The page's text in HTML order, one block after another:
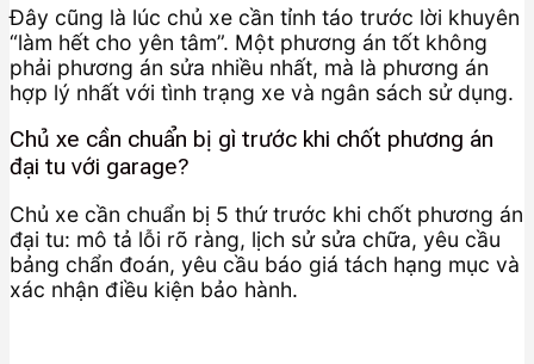
Đây cũng là lúc chủ xe cần tỉnh táo trước lời khuyên
“làm hết cho yên tâm”. Một phương án tốt không
phải phương án sửa nhiều nhất, mà là phương án
hợp lý nhất với tình trạng xe và ngân sách sử dụng.
Chủ xe cần chuẩn bị gì trước khi chốt phương án
đại tu với garage?
Chủ xe cần chuẩn bị 5 thứ trước khi chốt phương án
đại tu: mô tả lỗi rõ ràng, lịch sử sửa chữa, yêu cầu
bảng chẩn đoán, yêu cầu báo giá tách hạng mục và
xác nhận điều kiện bảo hành.